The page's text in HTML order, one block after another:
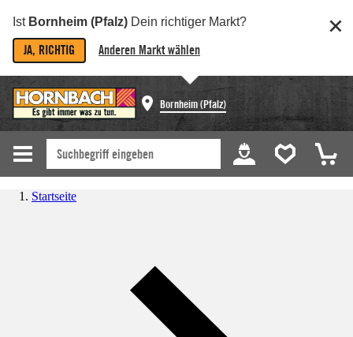
Ist Bornheim (Pfalz) Dein richtiger Markt?
JA, RICHTIG Anderen Markt wählen
Bornheim (Pfalz)
Startseite